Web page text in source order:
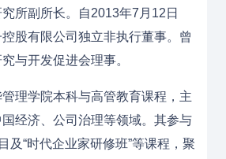
所副所长。
自2013年7月12日
股有限公司独立非执行董事。 曾
与开发促进会理事。
理学院本科与高管教育课程，主
经济、公司治理等领域。其参与
及“时代企业家研修班”等课程，聚